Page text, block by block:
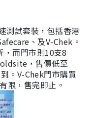
測試套裝，包括香港
、及V-Chek。
，而門市則10支8
，售價低至
。V-Chek門市購買
限，售完即止。